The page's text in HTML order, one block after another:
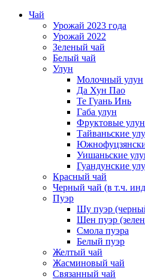
Чай
Урожай 2023 года
Урожай 2022
Зеленый чай
Белый чай
Улун
Молочный улун
Да Хун Пао
Те Гуань Инь
Габа улун
Фруктовые
Тайваньские
Уишаньские
Гуандунские
Красный чай
Черный чай (в т.ч.
Пуэр
Шу пуэр
Шен пуэр
Смола пуэра
Белый пуэр
Желтый чай
Жасминовый чай
Связанный чай